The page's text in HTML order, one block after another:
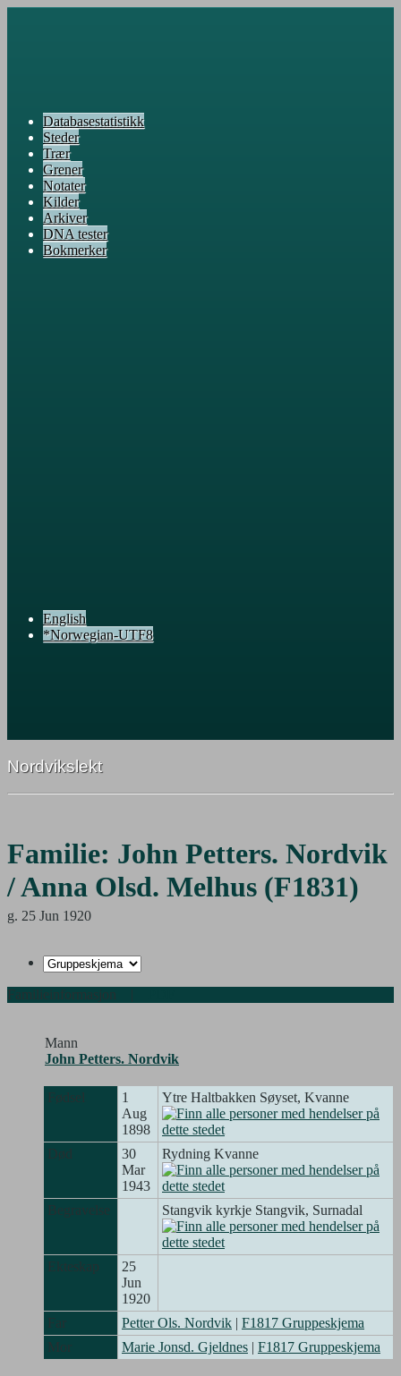
Databasestatistikk
Steder
Trær
Grener
Notater
Kilder
Arkiver
DNA tester
Bokmerker
English
*Norwegian-UTF8
Nordvikslekt
Familie: John Petters. Nordvik
/ Anna Olsd. Melhus (F1831)
g. 25 Jun 1920
Familieinformasjon |
Mann
John Petters. Nordvik
Fødsel
1
Aug
1898
Ytre Haltbakken Søyset, Kvanne
Død
30
Mar
1943
Rydning Kvanne
Begravelse Stangvik kyrkje Stangvik, Surnadal
Ekteskap
25
Jun
1920
Far
Petter Ols. Nordvik | F1817 Gruppeskjema
Mor
Marie Jonsd. Gjeldnes | F1817 Gruppeskjema